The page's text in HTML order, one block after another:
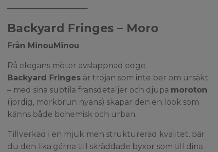
Backyard Fringes – Moro
Från MinouMinou
Rå elegans möter avslappnad edge.
Backyard Fringes är tröjan som inte ber om ursäkt
– med sina subtila fransdetaljer och djupa moroton
(jordig, mörkbrun nyans) skapar den en look som
känns både bohemisk och urban.
Tillverkad i en mjuk men strukturerad kvalitet, bär
du den lika gärna till skräddade byxor som till dina